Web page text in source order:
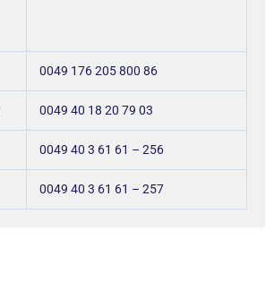
0049 176 205 800 86
0049 40 18 20 79 03
0049 40 3 61 61 – 256
0049 40 3 61 61 – 257